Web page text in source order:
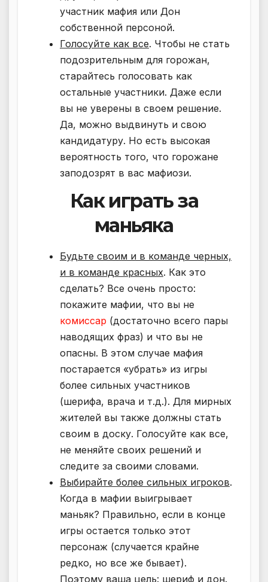
участник мафия или Дон
собственной персоной.
Голосуйте как все. Чтобы не стать
подозрительным для горожан,
старайтесь голосовать как
остальные участники. Даже если
вы не уверены в своем решение.
Да, можно выдвинуть и свою
кандидатуру. Но есть высокая
вероятность того, что горожане
заподозрят в вас мафиози.
Как играть за
маньяка
Будьте своим и в команде черных,
и в команде красных. Как это
сделать? Все очень просто:
покажите мафии, что вы не
комиссар (достаточно всего пары
наводящих фраз) и что вы не
опасны. В этом случае мафия
постарается «убрать» из игры
более сильных участников
(шерифа, врача и т.д.). Для мирных
жителей вы также должны стать
своим в доску. Голосуйте как все,
не меняйте своих решений и
следите за своими словами.
Выбирайте более сильных игроков.
Когда в мафии выигрывает
маньяк? Правильно, если в конце
игры остается только этот
персонаж (случается крайне
редко, но все же бывает).
Поэтому ваша цель: шериф и дон.